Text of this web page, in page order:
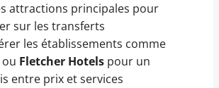
attractions principales pour
sur les transferts
les établissements comme
ou Fletcher Hotels pour un
entre prix et services